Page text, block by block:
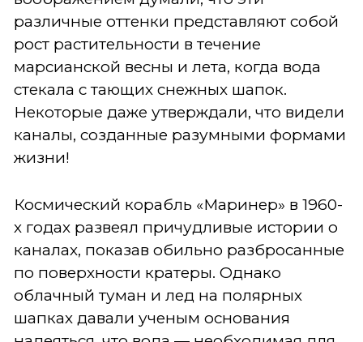
различные оттенки представляют собой
рост растительности в течение
марсианской весны и лета, когда вода
стекала с тающих снежных шапок.
Некоторые даже утверждали, что видели
каналы, созданные разумными формами
жизни!
Космический корабль «Маринер» в 1960-
х годах развеял причудливые истории о
каналах, показав обильно разбросанные
по поверхности кратеры. Однако
облачный туман и лед на полярных
шапках давали ученым основания